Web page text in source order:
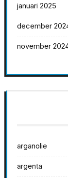
januari 2025
december
november
arganolie
argenta